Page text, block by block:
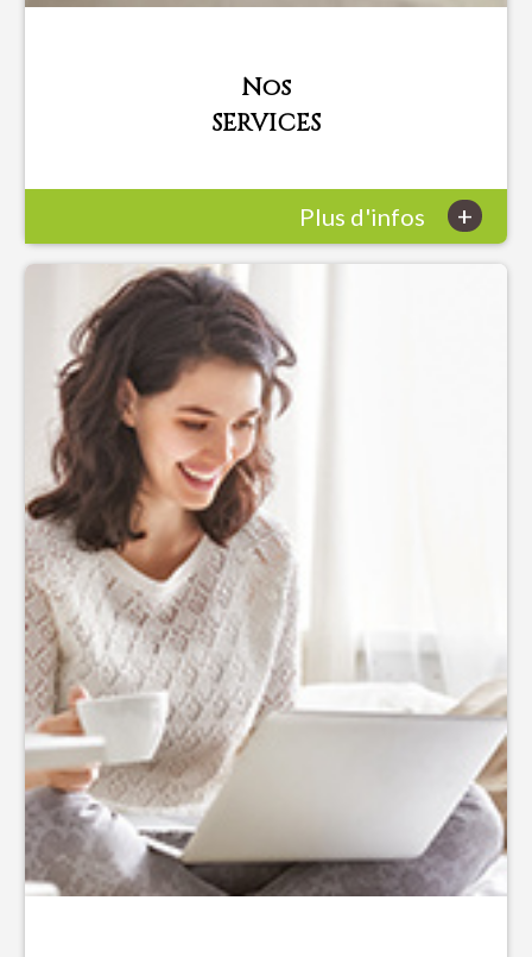
Nos
SERVICES
Plus d'infos +